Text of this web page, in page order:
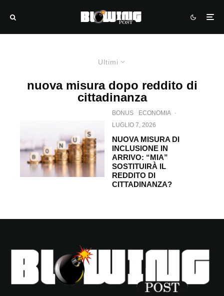
Ultimi
nuova misura dopo reddito di
cittadinanza
BONUS ECONOMIA ·
LUGLIO 7, 2026
NUOVA MISURA DI
INCLUSIONE IN
ARRIVO: “MIA”
SOSTITUIRÀ IL
REDDITO DI
CITTADINANZA?